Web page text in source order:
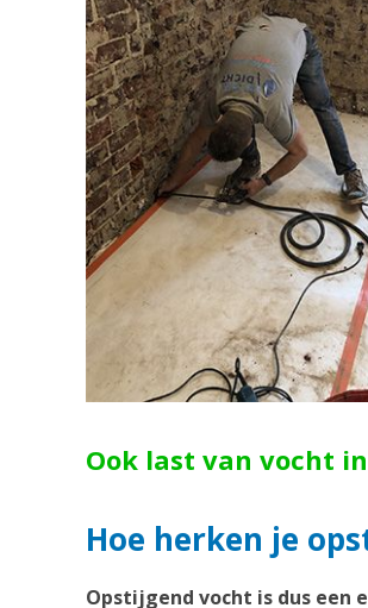
Ook last van vocht
Hoe herken je
Opstijgend vocht is dus een